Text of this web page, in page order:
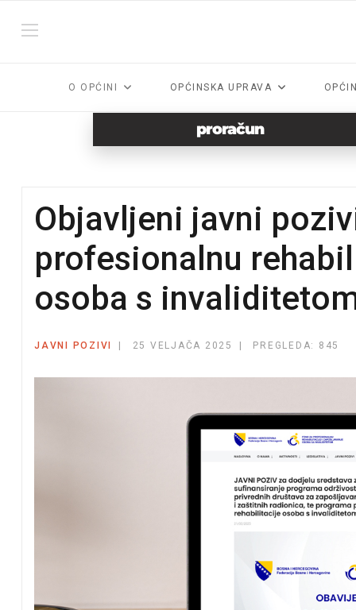
O OPĆINI OPĆINSKA UPRAVA
proračun
Objavljeni javni
profesionalnu
osoba s
JAVNI POZIVI 25 VELJAČA 2025 PREGLEDA: 845